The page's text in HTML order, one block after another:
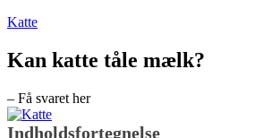
Katte
Kan katte tåle mælk?
– Få svaret her
Indholdsfortegnelse